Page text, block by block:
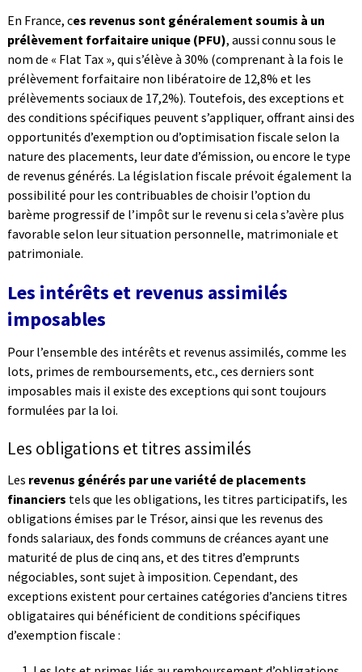
En France, ces revenus sont généralement soumis à un
prélèvement forfaitaire unique (PFU), aussi connu sous le
nom de « Flat Tax », qui s’élève à 30% (comprenant à la fois le
prélèvement forfaitaire non libératoire de 12,8% et les
prélèvements sociaux de 17,2%). Toutefois, des exceptions et
des conditions spécifiques peuvent s’appliquer, offrant ainsi des
opportunités d’exemption ou d’optimisation fiscale selon la
nature des placements, leur date d’émission, ou encore le type
de revenus générés. La législation fiscale prévoit également la
possibilité pour les contribuables de choisir l’option du
barème progressif de l’impôt sur le revenu si cela s’avère plus
favorable selon leur situation personnelle, matrimoniale et
patrimoniale.
Les intérêts et revenus assimilés
imposables
Pour l’ensemble des intérêts et revenus assimilés, comme les
lots, primes de remboursements, etc., ces derniers sont
imposables mais il existe des exceptions qui sont toujours
formulées par la loi.
Les obligations et titres assimilés
Les revenus générés par une variété de placements
financiers tels que les obligations, les titres participatifs, les
obligations émises par le Trésor, ainsi que les revenus des
fonds salariaux, des fonds communs de créances ayant une
maturité de plus de cinq ans, et des titres d’emprunts
négociables, sont sujet à imposition. Cependant, des
exceptions existent pour certaines catégories d’anciens titres
obligataires qui bénéficient de conditions spécifiques
d’exemption fiscale :